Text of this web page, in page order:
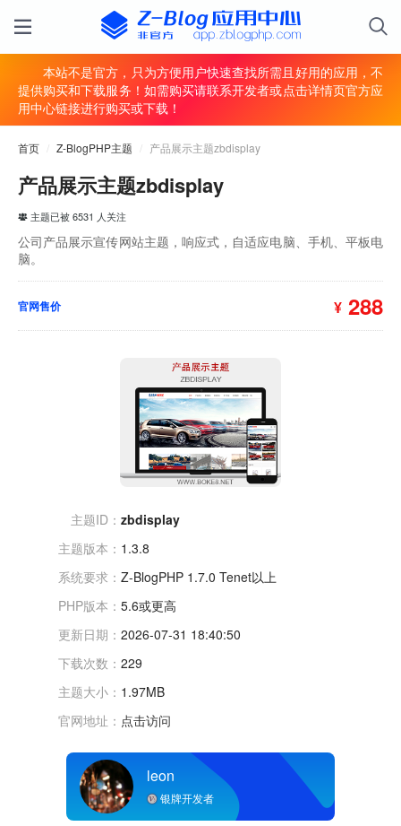
本站不是官方，只为方便用户快速查找所需且好用的应用，不
提供购买和下载服务！如需购买请联系开发者或点击详情页官方应
用中心链接进行购买或下载！
首页 Z-BlogPHP主题 产品展示主题zbdisplay
产品展示主题zbdisplay
主题已被 6531 人关注
公司产品展示宣传网站主题，响应式，自适应电脑、手机、平板电
脑。
¥ 288
官网售价
主题ID： zbdisplay
主题版本： 1.3.8
系统要求： Z-BlogPHP 1.7.0 Tenet以上
PHP版本： 5.6或更高
更新日期： 2026-07-31 18:40:50
下载次数： 229
主题大小： 1.97MB
官网地址： 点击访问
leon
银牌开发者